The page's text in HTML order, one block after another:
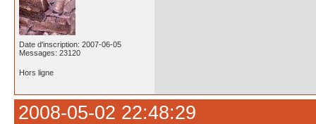
Date d'inscription: 2007-06-05
Messages: 23120
Hors ligne
2008-05-02 22:48:29